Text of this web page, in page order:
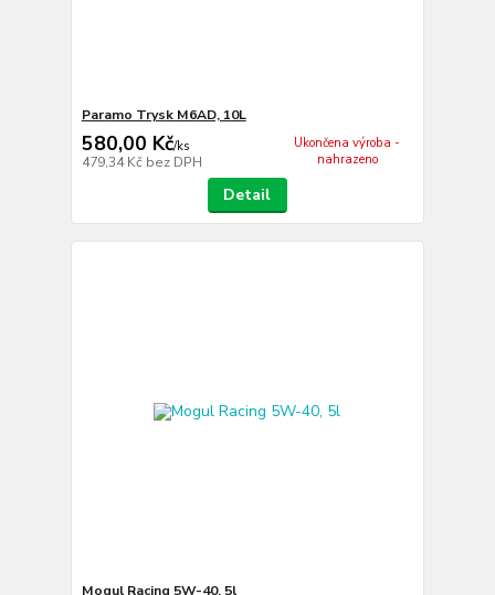
Paramo Trysk M6AD, 10L
580,00 Kč/ks
479,34 Kč bez DPH
Ukončena výroba -
nahrazeno
Detail
Mogul Racing 5W-40, 5l